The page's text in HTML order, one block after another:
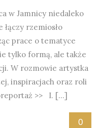
w Jamnicy niedaleko
łączy rzemiosło
prace o tematyce
tylko formą, ale także
W rozmowie artystka
inspiracjach oraz roli
>> I. […]
0